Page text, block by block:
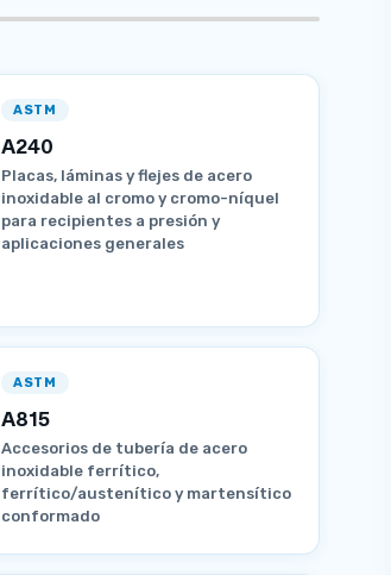
ASTM
A240
Placas, láminas y flejes de acero
inoxidable al cromo y cromo-níquel
para recipientes a presión y
aplicaciones generales
ASTM
A815
Accesorios de tubería de acero
inoxidable ferrítico,
ferrítico/austenítico y martensítico
conformado